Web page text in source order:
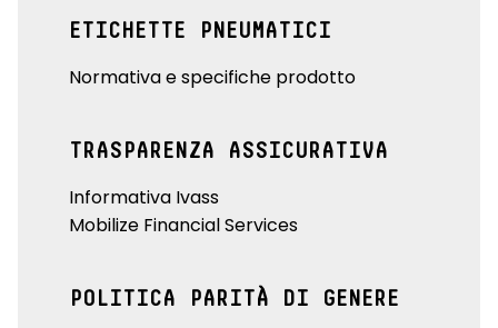
ETICHETTE PNEUMATICI
Normativa e specifiche prodotto
TRASPARENZA ASSICURATIVA
Informativa Ivass
Mobilize Financial Services
POLITICA PARITÀ DI GENERE